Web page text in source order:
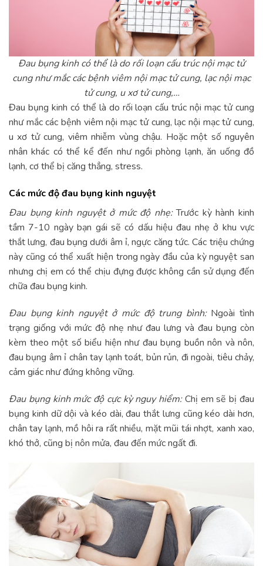
Đau bụng kinh có thể là do rối loạn cấu trúc nội mạc tử
cung như mắc các bệnh viêm nội mạc tử cung, lạc nội mạc
tử cung, u xơ tử cung,…
Đau bụng kinh có thể là do rối loạn cấu trúc nội mạc tử cung
như mắc các bệnh viêm nội mạc tử cung, lạc nội mạc tử cung,
u xơ tử cung, viêm nhiễm vùng chậu. Hoặc một số nguyên
nhân khác có thể kể đến như ngồi phòng lạnh, ăn uống đồ
lạnh, cơ thể bị căng thẳng, stress.
Các mức độ đau bụng kinh nguyệt
Đau bụng kinh nguyệt ở mức độ nhẹ:Trước kỳ hành kinh
tầm 7-10 ngày bạn gái sẽ có dấu hiệu đau nhẹ ở khu vực
thắt lưng, đau bụng dưới âm ỉ, ngực căng tức. Các triệu chứng
này cũng có thể xuất hiện trong ngày đầu của kỳ nguyệt san
nhưng chị em có thể chịu đựng được không cần sử dụng đến
chữa đau bụng kinh.
Đau bụng kinh nguyệt ở mức độ trung bình: Ngoài tình
trạng giống với mức độ nhẹ như đau lưng và đau bụng còn
kèm theo một số biểu hiện như đau bụng buồn nôn và nôn,
đau bụng âm ỉ chân tay lạnh toát, bủn rủn, đi ngoài, tiêu chảy,
cảm giác như đứng không vững.
Đau bụng kinh mức độ cực kỳ nguy hiểm:Chị em sẽ bị đau
bụng kinh dữ dội và kéo dài, đau thắt lưng cũng kéo dài hơn,
chân tay lạnh, mồ hôi ra rất nhiều, mặt mũi tái nhợt, xanh xao,
khó thở, cũng bị nôn mửa, đau đến mức ngất đi.